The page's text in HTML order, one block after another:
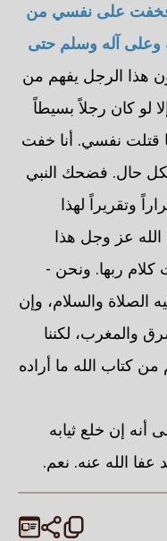
على نفسي من
وعلى آله وسلم حتى
هذا الرجل يفهم من
لو كان رجلاً بسيطاً
قتلت نفسي. أنا خفت
بكل حال. فضحك النبي
وتقريراً لهذا
عز وجل هذا
ربها. ونحن -
الصلاة والسلام، وإن
والمغرب، لكننا
كتاب الله ما أراده
أنه إن خلع ثيابه
عفا الله عنه. نعم.